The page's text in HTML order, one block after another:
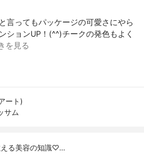
言ってもパッケージの可愛さにやら
ョンUP！(^^)チークの発色もよく
を見る
ート)
サム
える美容の知識♡…